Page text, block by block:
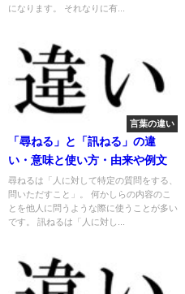
になります。 それなりに有...
言葉の違い
「尋ねる」と「訊ねる」の違
い・意味と使い方・由来や例文
尋ねるは「人に対して特定の質問をする、
問いただすこと」。 何かしらの内容のこ
とを他人に問うような際に使うことが多い
です。 訊ねるは「人に対し...